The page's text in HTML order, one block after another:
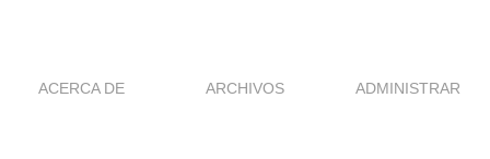
ACERCA DE ARCHIVOS ADMINISTRAR